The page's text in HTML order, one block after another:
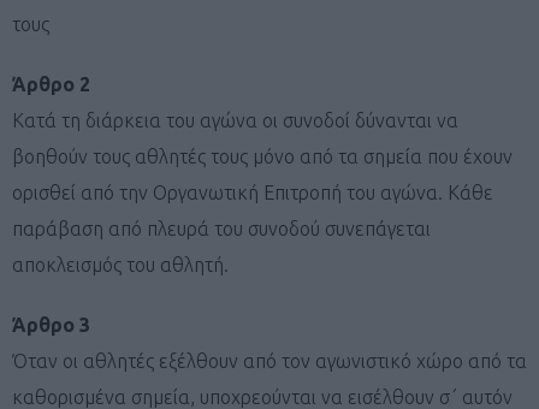
τους
Άρθρο 2
Κατά τη διάρκεια του αγώνα οι συνοδοί δύνανται να
βοηθούν τους αθλητές τους μόνο από τα σημεία που έχουν
ορισθεί από την Οργανωτική Επιτροπή του αγώνα. Κάθε
παράβαση από πλευρά του συνοδού συνεπάγεται
αποκλεισμός του αθλητή.
Άρθρο 3
Όταν οι αθλητές εξέλθουν από τον αγωνιστικό χώρο από τα
καθορισμένα σημεία, υποχρεούνται να εισέλθουν σ΄ αυτόν